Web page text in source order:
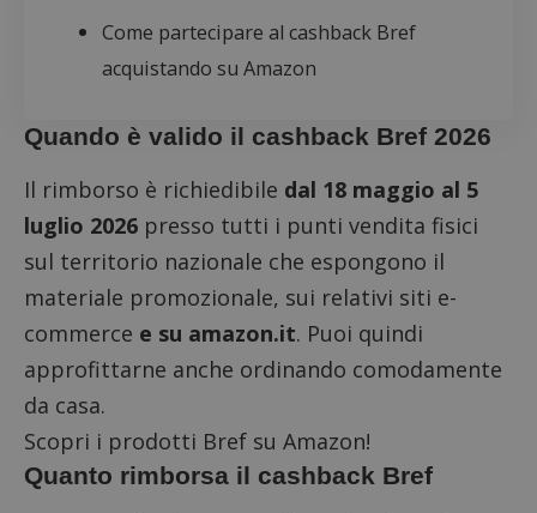
Come partecipare al cashback Bref
acquistando su Amazon
Quando è valido il cashback Bref 2026
Il rimborso è richiedibile dal 18 maggio al 5
luglio 2026 presso tutti i punti vendita fisici
sul territorio nazionale che espongono il
materiale promozionale, sui relativi siti e-
commerce e su amazon.it. Puoi quindi
approfittarne anche ordinando comodamente
da casa.
Scopri i prodotti Bref su Amazon!
Quanto rimborsa il cashback Bref